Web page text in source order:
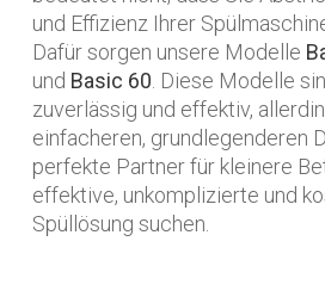
und Effizienz Ihrer
Dafür sorgen unsere Modelle
und Basic 60 . Diese Modelle
zuverlässig und effektiv,
einfacheren, grundlegenderen
perfekte Partner für kleinere
effektive, unkomplizierte und
Spüllösung suchen.